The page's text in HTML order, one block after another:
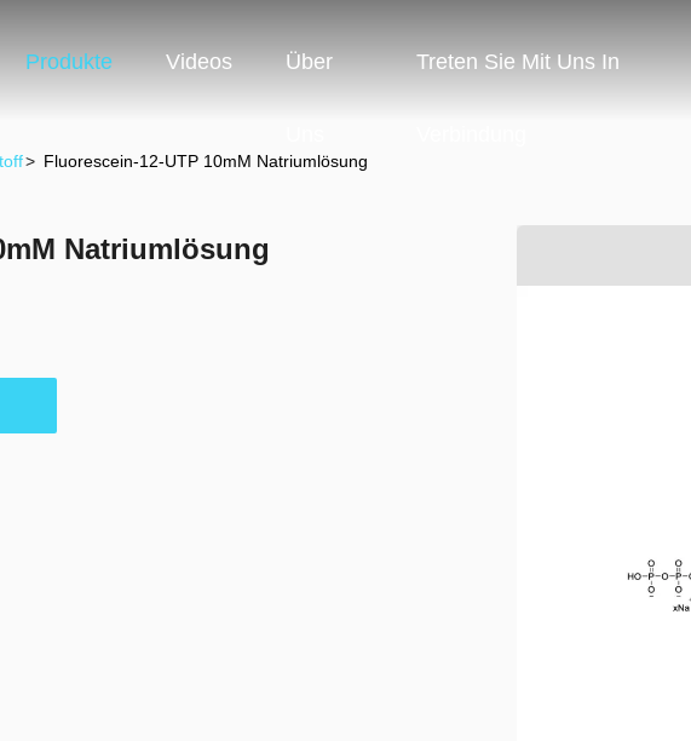
Produkte Videos Über Treten Sie Mit Uns In
> Fluorescein-12-UTP 10mM Natriumlösung
Natriumlösung